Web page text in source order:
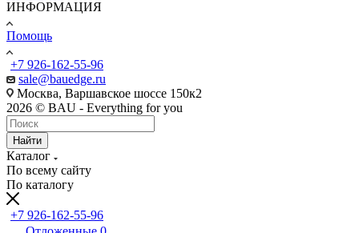
ИНФОРМАЦИЯ
Помощь
+7 926-162-55-96
sale@bauedge.ru
Москва, Варшавское шоссе 150к2
2026 © BAU - Everything for you
Найти
Каталог
По всему сайту
По каталогу
+7 926-162-55-96